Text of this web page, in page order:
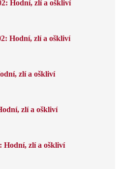
Hodní, zlí a oškliví
Hodní, zlí a oškliví
zlí a oškliví
zlí a oškliví
Hodní, zlí a oškliví